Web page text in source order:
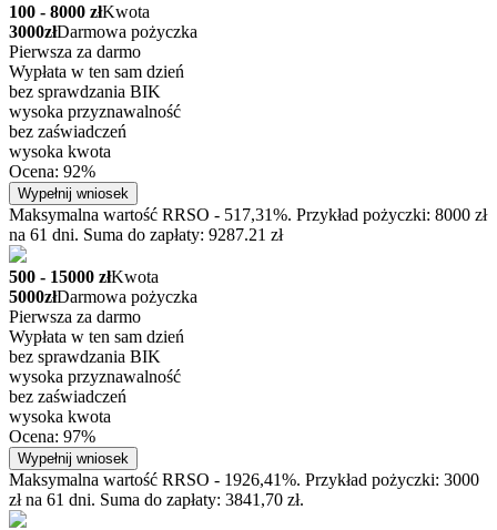
100 - 8000 złKwota
3000złDarmowa pożyczka
Pierwsza za darmo
Wypłata w ten sam dzień
bez sprawdzania BIK
wysoka przyznawalność
bez zaświadczeń
wysoka kwota
Ocena: 92%
Wypełnij wniosek
Maksymalna wartość RRSO - 517,31%. Przykład pożyczki: 8000 zł
na 61 dni. Suma do zapłaty: 9287.21 zł
500 - 15000 złKwota
5000złDarmowa pożyczka
Pierwsza za darmo
Wypłata w ten sam dzień
bez sprawdzania BIK
wysoka przyznawalność
bez zaświadczeń
wysoka kwota
Ocena: 97%
Wypełnij wniosek
Maksymalna wartość RRSO - 1926,41%. Przykład pożyczki: 3000
zł na 61 dni. Suma do zapłaty: 3841,70 zł.